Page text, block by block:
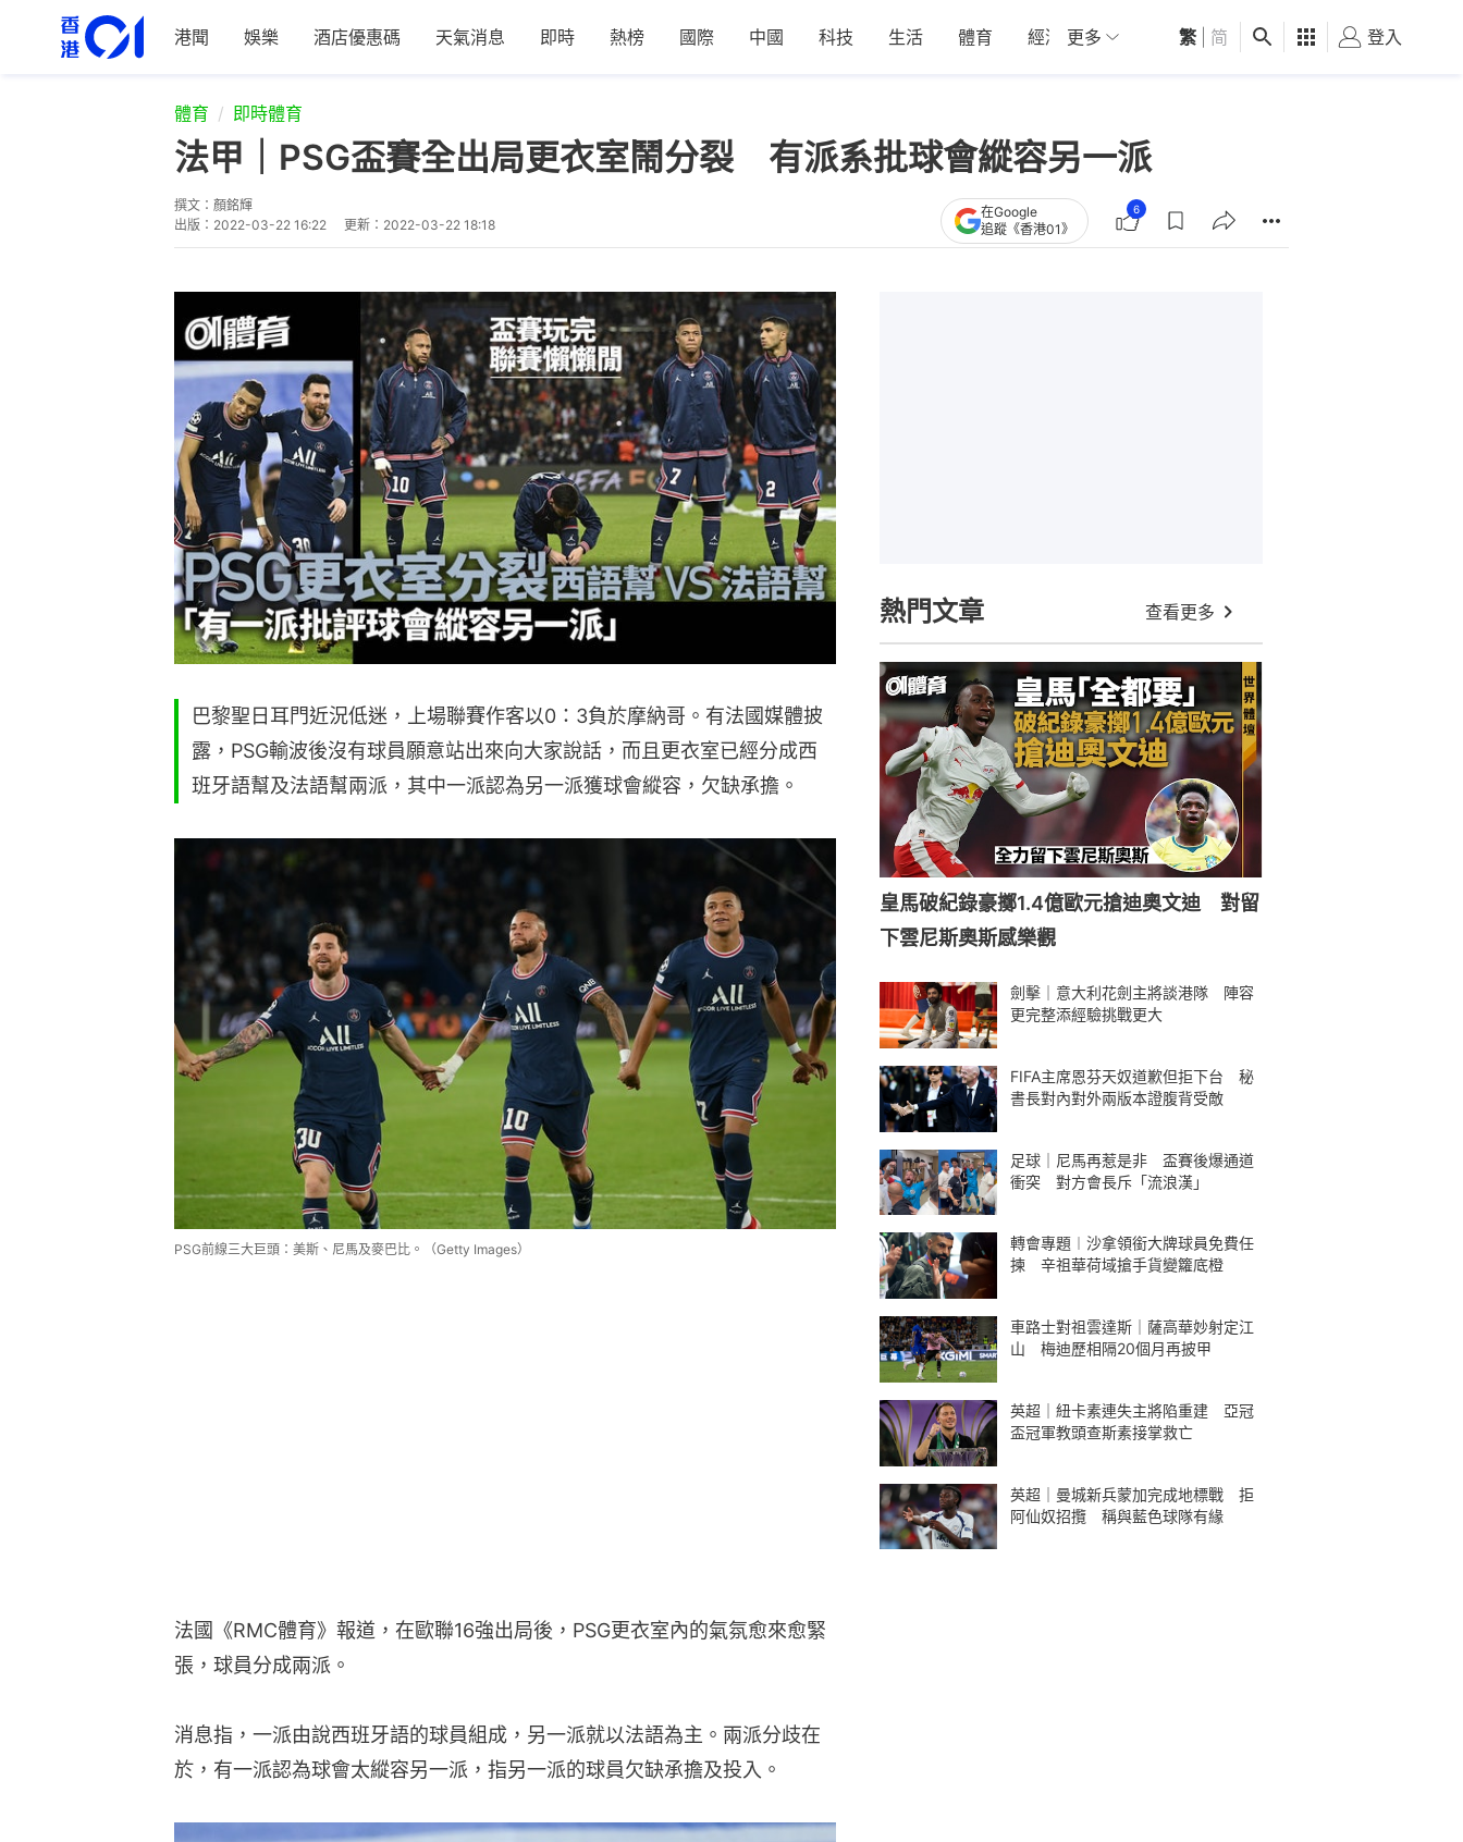
港聞 娛樂 酒店優惠碼 天氣消息 即時 熱榜 國際 中國 科技 生活 體育 經濟 01深圳 觀點 健康 好食玩飛
更多 繁 简 登入
體育 即時體育
法甲｜PSG盃賽全出局更衣室鬧分裂 有派系批球會縱容另一派
撰文： 顏銘輝
出版： 2022-03-22 16:22 更新： 2022-03-22 18:18
在Google
追蹤《香港01》
6
巴黎聖日耳門近況低迷，上場聯賽作客以0：3負於摩納哥。有法國媒體披
露，PSG輸波後沒有球員願意站出來向大家說話，而且更衣室已經分成西
班牙語幫及法語幫兩派，其中一派認為另一派獲球會縱容，欠缺承擔。
PSG前線三大巨頭：美斯、尼馬及麥巴比。（Getty Images）
法國《RMC體育》報道，在歐聯16強出局後，PSG更衣室內的氣氛愈來愈緊
張，球員分成兩派。
消息指，一派由說西班牙語的球員組成，另一派就以法語為主。兩派分歧在
於，有一派認為球會太縱容另一派，指另一派的球員欠缺承擔及投入。
熱門文章 查看更多
皇馬破紀錄豪擲1.4億歐元搶迪奧文迪 對留
下雲尼斯奧斯感樂觀
劍擊｜意大利花劍主將談港隊 陣容
更完整添經驗挑戰更大
FIFA主席恩芬天奴道歉但拒下台 秘
書長對內對外兩版本證腹背受敵
足球｜尼馬再惹是非 盃賽後爆通道
衝突 對方會長斥「流浪漢」
轉會專題︱沙拿領銜大牌球員免費任
揀 辛祖華荷域搶手貨變籮底橙
車路士對祖雲達斯｜薩高華妙射定江
山 梅迪歷相隔20個月再披甲
英超｜紐卡素連失主將陷重建 亞冠
盃冠軍教頭查斯素接掌救亡
英超｜曼城新兵蒙加完成地標戰 拒
阿仙奴招攬 稱與藍色球隊有緣